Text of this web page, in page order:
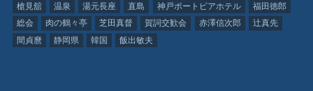
槍見舘
温泉 湯元長座 直島 神戸ポートピアホテル
福田徳郎
総会
肉の鶴々亭 芝田真督 賀詞交歓会 赤澤信次郎
辻真先
間貞麿
静岡県 韓国 飯出敏夫